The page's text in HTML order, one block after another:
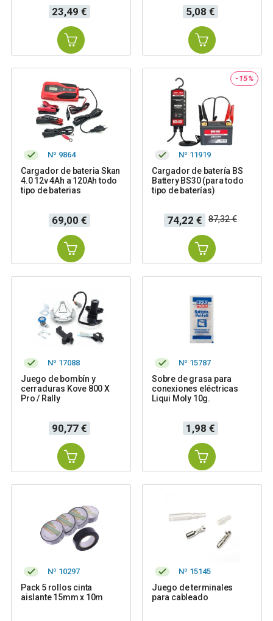
Precio
23,49 € Precio
5,08 €
Nº 9864
Cargador de bateria Skan
4.0 12v 4Ah a 120Ah todo
tipo de baterias
Precio
69,00 €
-15%
Nº 11919
Cargador de batería BS
Battery BS30 (para todo
tipo de baterías)
Precio
74,22 €
Precio
base
87,32 €
Nº 17088
Juego de bombín y
cerraduras Kove 800 X
Pro / Rally
Precio
90,77 €
Nº 15787
Sobre de grasa para
conexiones eléctricas
Liqui Moly 10g.
Precio
1,98 €
Nº 10297
Pack 5 rollos cinta
aislante 15mm x 10m
Nº 15145
Juego de terminales
para cableado